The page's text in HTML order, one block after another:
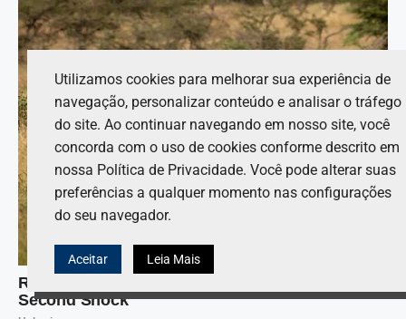
Utilizamos cookies para melhorar sua experiência de
navegação, personalizar conteúdo e analisar o tráfego
do site. Ao continuar navegando em nosso site, você
concorda com o uso de cookies conforme descrito em
nossa Política de Privacidade. Você pode alterar suas
preferências a qualquer momento nas configurações
do seu navegador.
Aceitar Leia Mais